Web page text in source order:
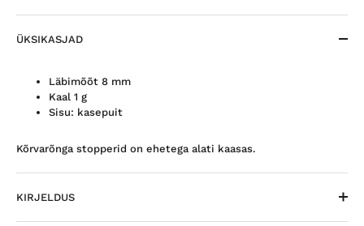
ÜKSIKASJAD
Läbimõõt 8 mm
Kaal 1 g
Sisu: kasepuit
Kõrvarõnga stopperid on ehetega alati kaasas.
KIRJELDUS